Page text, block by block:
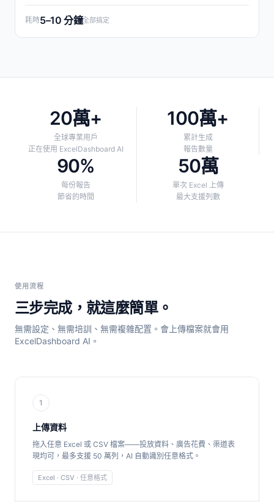
耗時5–10 分鐘全部搞定
20萬+
全球專業用戶
正在使用 ExcelDashboard AI
100萬+
累計生成
報告數量
90%
每份報告
節省的時間
50萬
單次 Excel 上傳
最大支援列數
使用流程
三步完成，就這麼簡單。
無需設定、無需培訓、無需複雜配置。會上傳檔案就會用
ExcelDashboard AI。
1
上傳資料
拖入任意 Excel 或 CSV 檔案——投放資料、廣告花費、渠道表
現均可，最多支援 50 萬列，AI 自動識別任意格式。
Excel · CSV · 任意格式